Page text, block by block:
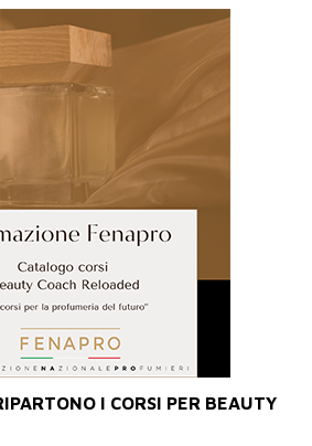
I CORSI PER BEAUTY